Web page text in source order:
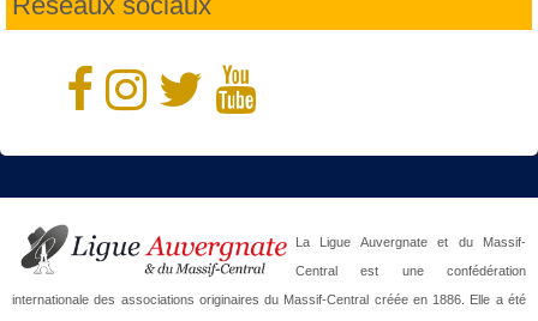
La Ligue Auvergnate et du Massif-
Central est une confédération
internationale des associations originaires du Massif-Central créée en 1886. Elle a été